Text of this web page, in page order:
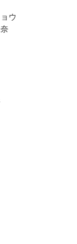
ウ